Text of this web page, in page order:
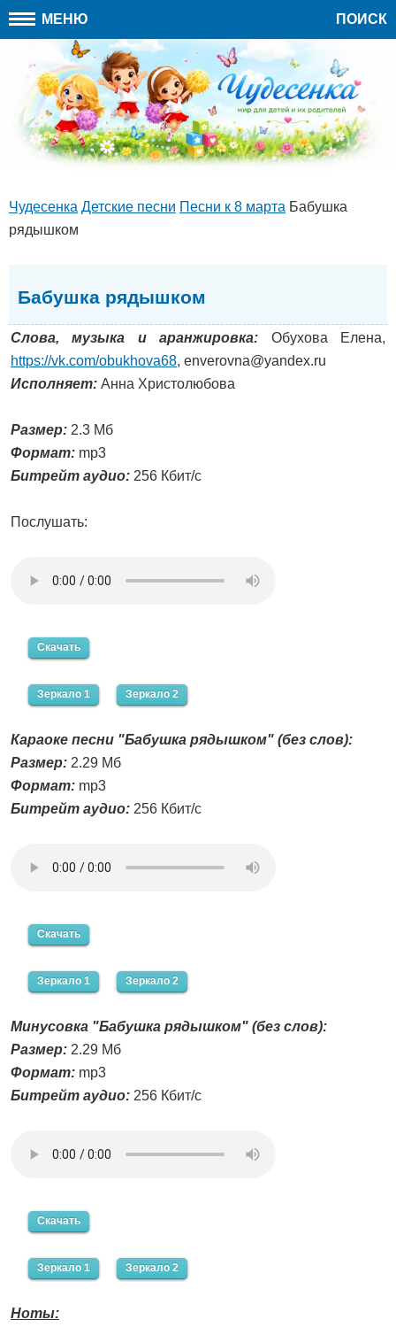
МЕНЮ ПОИСК
Чудесенка Детские песни Песни к 8 марта Бабушка
рядышком
Бабушка рядышком
Слова, музыка и аранжировка: Обухова Елена,
https://vk.com/obukhova68, enverovna@yandex.ru
Исполняет: Анна Христолюбова
Размер: 2.3 Мб
Формат: mp3
Битрейт аудио: 256 Кбит/с
Послушать:
Скачать
Зеркало 1 Зеркало 2
Караоке песни "Бабушка рядышком" (без слов):
Размер: 2.29 Мб
Формат: mp3
Битрейт аудио: 256 Кбит/с
Скачать
Зеркало 1 Зеркало 2
Минусовка "Бабушка рядышком" (без слов):
Размер: 2.29 Мб
Формат: mp3
Битрейт аудио: 256 Кбит/с
Скачать
Зеркало 1 Зеркало 2
Ноты: